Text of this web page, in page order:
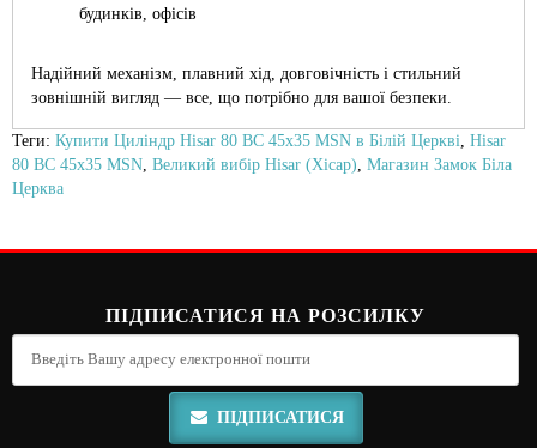
будинків, офісів
Надійний механізм, плавний хід, довговічність і стильний
зовнішній вигляд — все, що потрібно для вашої безпеки.
Теги: Купити Циліндр Hisar 80 ВС 45x35 MSN в Білій Церкві Hisar
80 ВС 45x35 MSN Великий вибір Hisar (Хісар) Магазин Замок Біла
Церква
ПІДПИСАТИСЯ НА РОЗСИЛКУ
ПІДПИСАТИСЯ